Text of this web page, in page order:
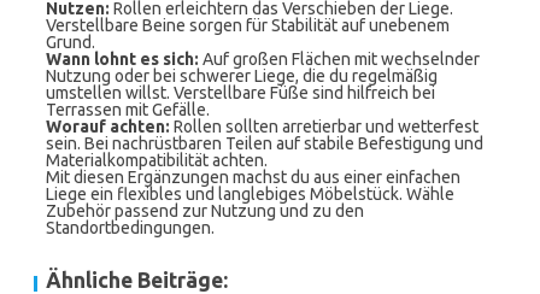
Nutzen: Rollen erleichtern das Verschieben der Liege.
Verstellbare Beine sorgen für Stabilität auf unebenem
Grund.
Wann lohnt es sich: Auf großen Flächen mit wechselnder
Nutzung oder bei schwerer Liege, die du regelmäßig
umstellen willst. Verstellbare Füße sind hilfreich bei
Terrassen mit Gefälle.
Worauf achten: Rollen sollten arretierbar und wetterfest
sein. Bei nachrüstbaren Teilen auf stabile Befestigung und
Materialkompatibilität achten.
Mit diesen Ergänzungen machst du aus einer einfachen
Liege ein flexibles und langlebiges Möbelstück. Wähle
Zubehör passend zur Nutzung und zu den
Standortbedingungen.
Ähnliche Beiträge: